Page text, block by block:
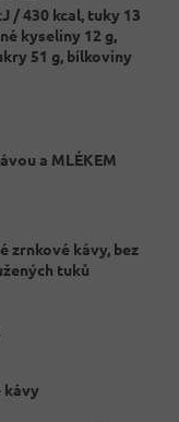
/ 430 kcal, tuky 13
kyseliny 12 g,
51 g, bílkoviny
a MLÉKEM
zrnkové kávy, bez
tuků
kávy